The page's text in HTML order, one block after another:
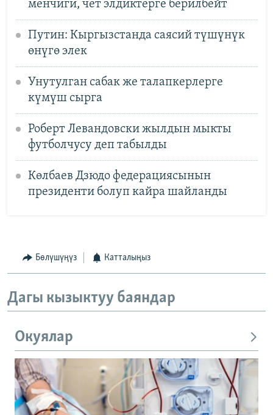
менчиги, чет элдиктерге берилбейт
Путин: Кыргызстанда саясий түшүнүк
өнүгө элек
Унутулган сабак же талапкерлерге
күмүш сырга
Роберт Левандовски жылдын мыкты
футболчусу деп табылды
Көлбаев Дзюдо федерациясынын
президенти болуп кайра шайланды
Бөлүшүңүз Катталыңыз
Дагы кызыктуу баяндар
Окуялар